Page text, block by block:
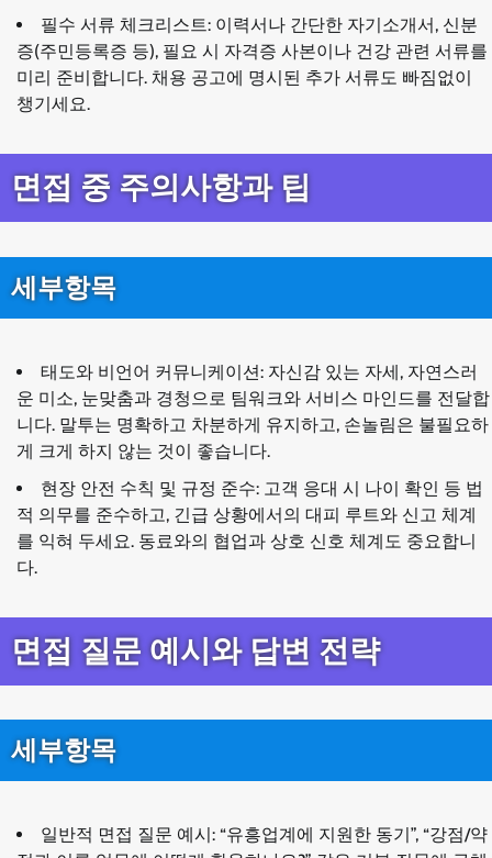
필수 서류 체크리스트: 이력서나 간단한 자기소개서, 신분
증(주민등록증 등), 필요 시 자격증 사본이나 건강 관련 서류를
미리 준비합니다. 채용 공고에 명시된 추가 서류도 빠짐없이
챙기세요.
면접 중 주의사항과 팁
세부항목
태도와 비언어 커뮤니케이션: 자신감 있는 자세, 자연스러
운 미소, 눈맞춤과 경청으로 팀워크와 서비스 마인드를 전달합
니다. 말투는 명확하고 차분하게 유지하고, 손놀림은 불필요하
게 크게 하지 않는 것이 좋습니다.
현장 안전 수칙 및 규정 준수: 고객 응대 시 나이 확인 등 법
적 의무를 준수하고, 긴급 상황에서의 대피 루트와 신고 체계
를 익혀 두세요. 동료와의 협업과 상호 신호 체계도 중요합니
다.
면접 질문 예시와 답변 전략
세부항목
일반적 면접 질문 예시: “유흥업계에 지원한 동기”, “강점/약